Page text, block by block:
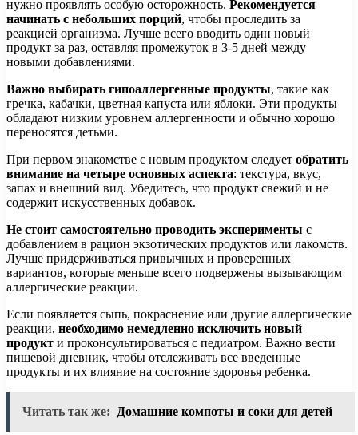
нужно проявлять особую осторожность. Рекомендуется
начинать с небольших порций, чтобы проследить за
реакцией организма. Лучше всего вводить один новый
продукт за раз, оставляя промежуток в 3-5 дней между
новыми добавлениями.
Важно выбирать гипоаллергенные продукты, такие как
гречка, кабачки, цветная капуста или яблоки. Эти продукты
обладают низким уровнем аллергенности и обычно хорошо
переносятся детьми.
При первом знакомстве с новым продуктом следует обратить
внимание на четыре основных аспекта: текстура, вкус,
запах и внешний вид. Убедитесь, что продукт свежий и не
содержит искусственных добавок.
Не стоит самостоятельно проводить эксперименты с
добавлением в рацион экзотических продуктов или лакомств.
Лучше придерживаться привычных и проверенных
вариантов, которые меньше всего подвержены вызывающим
аллергические реакции.
Если появляется сыпь, покраснение или другие аллергические
реакции, необходимо немедленно исключить новый
продукт и проконсультироваться с педиатром. Важно вести
пищевой дневник, чтобы отслеживать все введенные
продукты и их влияние на состояние здоровья ребенка.
Читать так же: Домашние компоты и соки для детей